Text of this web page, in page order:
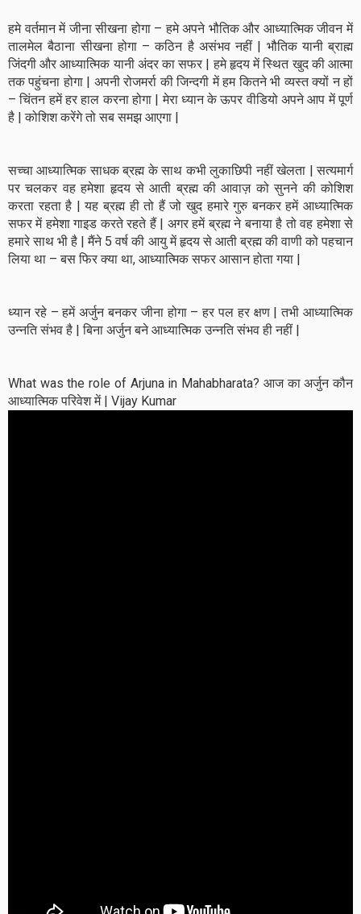
हमे वर्तमान में जीना सीखना होगा – हमे अपने भौतिक और आध्यात्मिक जीवन में
तालमेल बैठाना सीखना होगा – कठिन है असंभव नहीं | भौतिक यानी ब्राह्म
जिंदगी और आध्यात्मिक यानी अंदर का सफर | हमे हृदय में स्थित खुद की आत्मा
तक पहुंचना होगा | अपनी रोजमर्रा की जिन्दगी में हम कितने भी व्यस्त क्यों न हों
– चिंतन हमें हर हाल करना होगा | मेरा ध्यान के ऊपर वीडियो अपने आप में पूर्ण
है | कोशिश करेंगे तो सब समझ आएगा |
सच्चा आध्यात्मिक साधक ब्रह्म के साथ कभी लुकाछिपी नहीं खेलता | सत्यमार्ग
पर चलकर वह हमेशा हृदय से आती ब्रह्म की आवाज़ को सुनने की कोशिश
करता रहता है | यह ब्रह्म ही तो हैं जो खुद हमारे गुरु बनकर हमें आध्यात्मिक
सफर में हमेशा गाइड करते रहते हैं | अगर हमें ब्रह्म ने बनाया है तो वह हमेशा से
हमारे साथ भी है | मैंने 5 वर्ष की आयु में हृदय से आती ब्रह्म की वाणी को पहचान
लिया था – बस फिर क्या था, आध्यात्मिक सफर आसान होता गया |
ध्यान रहे – हमें अर्जुन बनकर जीना होगा – हर पल हर क्षण | तभी आध्यात्मिक
उन्नति संभव है | बिना अर्जुन बने आध्यात्मिक उन्नति संभव ही नहीं |
What was the role of Arjuna in Mahabharata? आज का अर्जुन कौन
आध्यात्मिक परिवेश में | Vijay Kumar